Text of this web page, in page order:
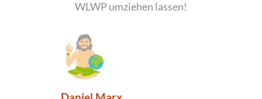
WLWP umziehen lassen!